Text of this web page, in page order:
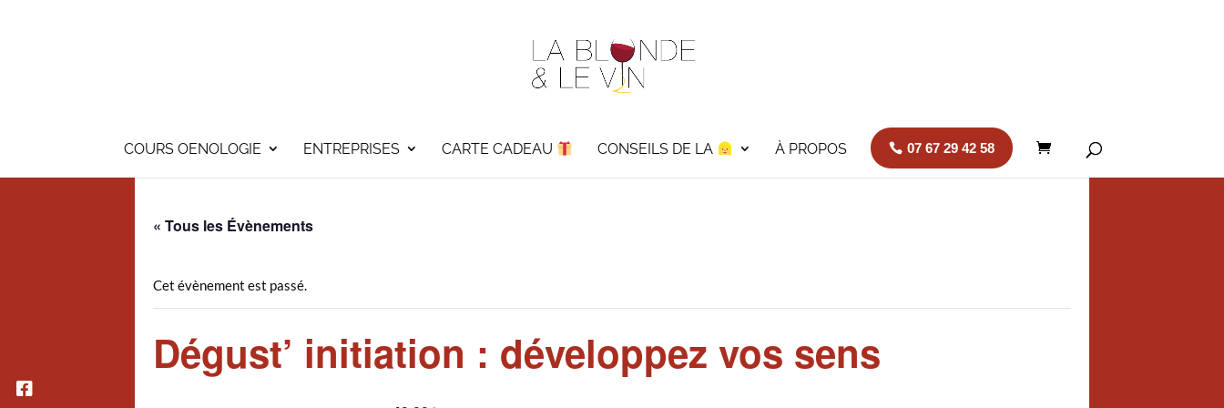
COURS OENOLOGIE ENTREPRISES CARTE CADEAU CONSEILS DE LA À PROPOS 07 67 29 42 58
« Tous les Évènements
Cet évènement est passé.
Dégust’ initiation : développez vos sens